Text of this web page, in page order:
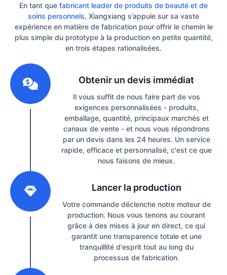
En tant que fabricant leader de produits de beauté et de
soins personnels, Xiangxiang s’appuie sur sa vaste
expérience en matière de fabrication pour offrir le chemin le
plus simple du prototype à la production en petite quantité,
en trois étapes rationalisées.
Obtenir un devis immédiat
Il vous suffit de nous faire part de vos
exigences personnalisées - produits,
emballage, quantité, principaux marchés et
canaux de vente - et nous vous répondrons
par un devis dans les 24 heures. Un service
rapide, efficace et personnalisé, c'est ce que
nous faisons de mieux.
Lancer la production
Votre commande déclenche notre moteur de
production. Nous vous tenons au courant
grâce à des mises à jour en direct, ce qui
garantit une transparence totale et une
tranquillité d'esprit tout au long du
processus de fabrication.